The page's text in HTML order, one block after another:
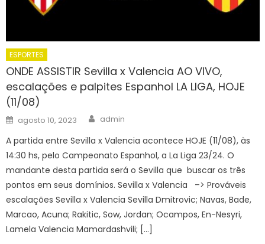
ESPORTES
ONDE ASSISTIR Sevilla x Valencia AO VIVO,
escalações e palpites Espanhol LA LIGA, HOJE
(11/08)
Posted
on
agosto 10, 2023 Author
admin
A partida entre Sevilla x Valencia acontece HOJE (11/08), às
14:30 hs, pelo Campeonato Espanhol, a La Liga 23/24. O
mandante desta partida será o Sevilla que buscar os três
pontos em seus domínios. Sevilla x Valencia –> Prováveis
escalações Sevilla x Valencia Sevilla Dmitrovic; Navas, Bade,
Marcao, Acuna; Rakitic, Sow, Jordan; Ocampos, En-Nesyri,
Lamela Valencia Mamardashvili; […]